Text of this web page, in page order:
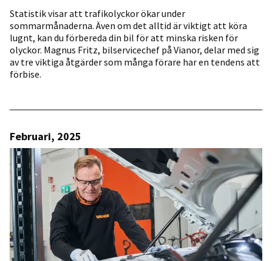
Statistik visar att trafikolyckor ökar under
sommarmånaderna. Även om det alltid är viktigt att köra
lugnt, kan du förbereda din bil för att minska risken för
olyckor. Magnus Fritz, bilservicechef på Vianor, delar med sig
av tre viktiga åtgärder som många förare har en tendens att
förbise.
Februari, 2025